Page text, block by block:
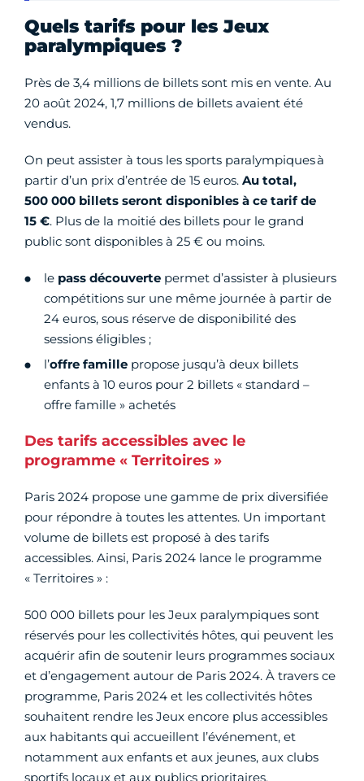
Quels tarifs pour les Jeux
paralympiques ?
Près de 3,4 millions de billets sont mis en vente. Au
20 août 2024, 1,7 millions de billets avaient été
vendus.
On peut assister à tous les sports paralympiques à
partir d’un prix d’entrée de 15 euros. Au total,
500 000 billets seront disponibles à ce tarif de
15 €. Plus de la moitié des billets pour le grand
public sont disponibles à 25 € ou moins.
le pass découverte permet d’assister à plusieurs
compétitions sur une même journée à partir de
24 euros, sous réserve de disponibilité des
sessions éligibles ;
l’offre famille propose jusqu’à deux billets
enfants à 10 euros pour 2 billets « standard –
offre famille » achetés
Des tarifs accessibles avec le
programme « Territoires »
Paris 2024 propose une gamme de prix diversifiée
pour répondre à toutes les attentes. Un important
volume de billets est proposé à des tarifs
accessibles. Ainsi, Paris 2024 lance le programme
« Territoires » :
500 000 billets pour les Jeux paralympiques sont
réservés pour les collectivités hôtes, qui peuvent les
acquérir afin de soutenir leurs programmes sociaux
et d’engagement autour de Paris 2024. À travers ce
programme, Paris 2024 et les collectivités hôtes
souhaitent rendre les Jeux encore plus accessibles
aux habitants qui accueillent l’événement, et
notamment aux enfants et aux jeunes, aux clubs
sportifs locaux et aux publics prioritaires.